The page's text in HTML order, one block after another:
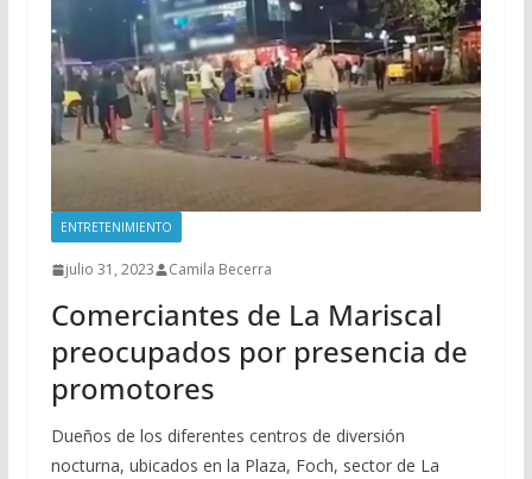
ENTRETENIMIENTO
julio 31, 2023 Camila Becerra
Comerciantes de La Mariscal
preocupados por presencia de
promotores
Dueños de los diferentes centros de diversión
nocturna, ubicados en la Plaza, Foch, sector de La